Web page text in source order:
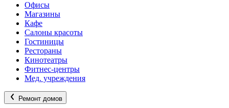
Офисы
Магазины
Кафе
Салоны красоты
Гостиницы
Рестораны
Кинотеатры
Фитнес-центры
Мед. учреждения
Ремонт домов